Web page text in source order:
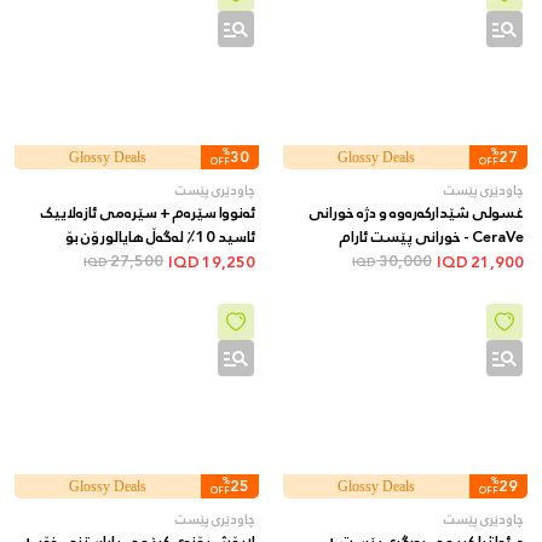
27
%
OFF
Glossy Deals
چاودێری پێست
غسولی شێدارکەرەوە و دژە خورانی
CeraVe - خورانی پێست ئارام
دەکاتەوە و شێدارییەکی درێژخایەن
21,900
30,000
IQD
30
%
OFF
Glossy Deals
چاودێری پێست
ئەنووا سێرەم + سێرەمی ئازەلاییک
ئاسید 10٪ لەگەڵ هایالورۆن بۆ
نەرمکردنەوە و سووربوونەوەی پێست
19,250
27,500
IQD
29
%
OFF
Glossy Deals
چاودێری پێست
25
%
OFF
Glossy Deals
چاودێری پێست